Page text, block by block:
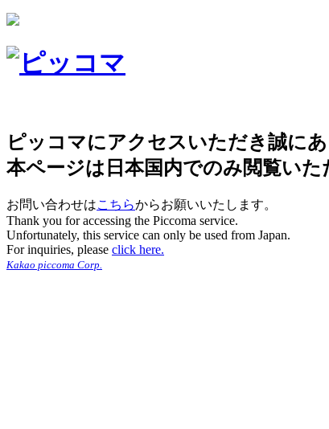
ピッコマにアクセスいただき誠に
本ページは日本国内でのみ閲覧いた
お問い合わせはこちらからお願いいたします。
Thank you for accessing the Piccoma service.
Unfortunately, this service can only be used from Japan.
For inquiries, please click here.
Kakao piccoma Corp.